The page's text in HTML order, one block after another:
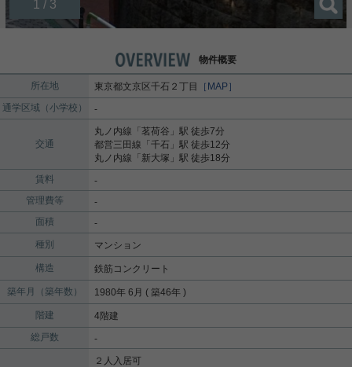
1 / 3
物件概要
所在地 東京都文京区千石 ２丁目
［MAP］
通学区域（小学校）
-
交通
丸ノ内線 「茗荷谷 」駅 徒歩7分
都営三田線 「千石 」駅 徒歩12分
丸ノ内線 「新大塚 」駅 徒歩18分
賃料
-
管理費等
-
面積
-
種別
マンション
構造 鉄筋コンクリート
築年月（築年数） 1980年 6月 ( 築46年 )
階建
4階建
総戸数
-
２人入居可